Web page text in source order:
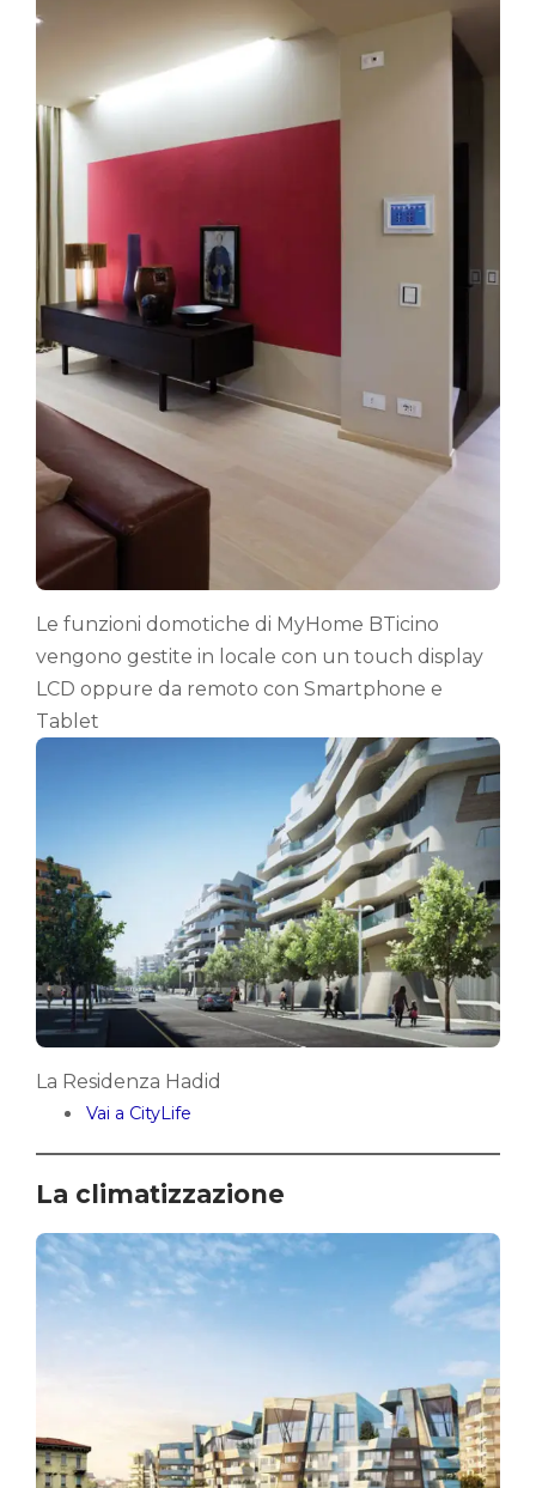
Le funzioni domotiche di MyHome BTicino
vengono gestite in locale con un touch display
LCD oppure da remoto con Smartphone e
Tablet
La Residenza Hadid
Vai a CityLife
La climatizzazione